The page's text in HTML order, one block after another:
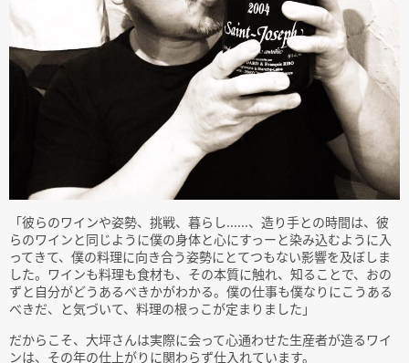
「彼らのワインや姿勢、挑戦、暮らし......、造り手との時間は、彼
らのワインと同じように僕の身体と心にすっーと染み込むように入
ってきて、僕の料理に向き合う姿勢にとてつもない影響を及ぼしま
した。ワインも料理も食材も、その本質に触れ、知ることで、おの
ずと自分がどうあるべきかがわかる。僕の仕事も僕なりにこうある
べきだ、と気づいて、料理の根っこが定まりました」
だからこそ、大坪さんは実際に会って心通わせた生産者が造るワイ
ンは、その年の仕上がりに関わらず仕入れています。